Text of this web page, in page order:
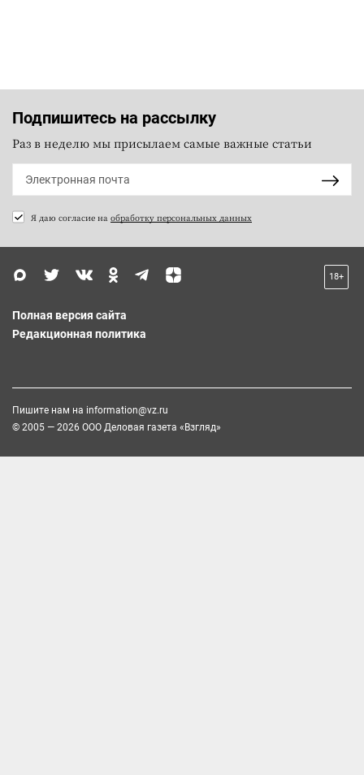
Подпишитесь на рассылку
Раз в неделю мы присылаем самые важные статьи
Я даю согласие на обработку персональных данных
18+
Полная версия сайта
Редакционная политика
Пишите нам на information@vz.ru
© 2005 — 2026 ООО Деловая газета «Взгляд»